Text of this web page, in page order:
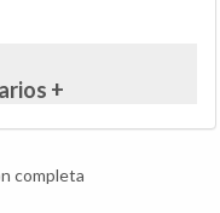
+
completa